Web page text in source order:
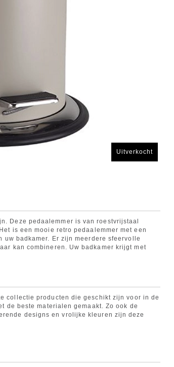
Uitverkocht
Deze pedaalemmer is van roestvrijstaal
is een mooie retro pedaalemmer met een
badkamer. Er zijn meerdere sfeervolle
kan combineren. Uw badkamer krijgt met
collectie producten die geschikt zijn voor in de
de beste materialen gemaakt. Zo ook de
designs en vrolijke kleuren zijn deze